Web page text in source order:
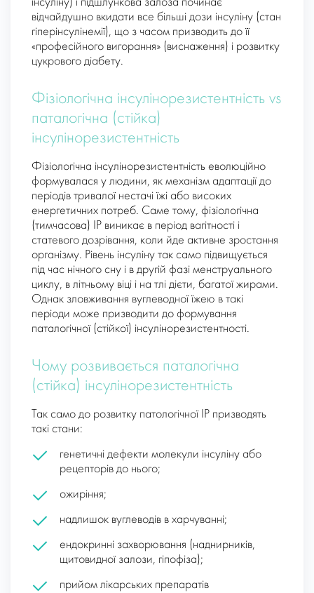
інсуліну) і підшлункова залоза починає
відчайдушно вкидати все більші дози інсуліну (стан
гіперінсулінемії), що з часом призводить до її
«професійного вигорання» (виснаження) і розвитку
цукрового діабету.
Фізіологічна інсулінорезистентність vs
паталогічна (стійка)
інсулінорезистентність
Фізіологічна інсулінорезистентність еволюційно
формувалася у людини, як механізм адаптації до
періодів тривалої нестачі їжі або високих
енергетичних потреб. Саме тому, фізіологічна
(тимчасова) ІР виникає в період вагітності і
статевого дозрівання, коли йде активне зростання
організму. Рівень інсуліну так само підвищується
під час нічного сну і в другій фазі менструального
циклу, в літньому віці і на тлі дієти, багатої жирами.
Однак зловживання вуглеводної їжею в такі
періоди може призводити до формування
паталогічної (стійкої) інсулінорезистентності.
Чому розвивається паталогічна
(стійка) інсулінорезистентність
Так само до розвитку патологічної ІР призводять
такі стани:
генетичні дефекти молекули інсуліну або
рецепторів до нього;
ожиріння;
надлишок вуглеводів в харчуванні;
ендокринні захворювання (наднирників,
щитовидної залози, гіпофіза);
прийом лікарських препаратів